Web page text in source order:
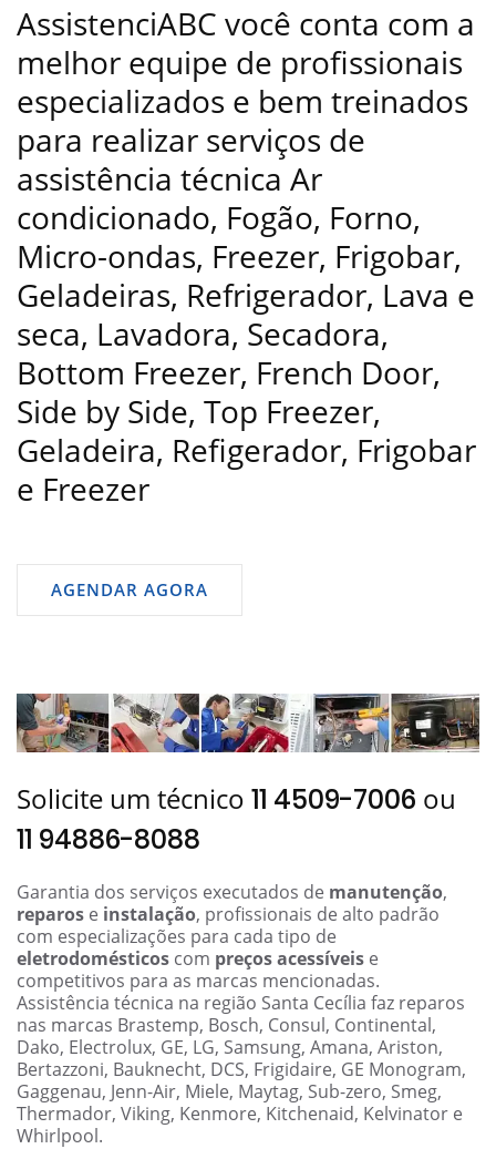
AssistenciABC você conta com a
melhor equipe de profissionais
especializados e bem treinados
para realizar serviços de
assistência técnica Ar
condicionado, Fogão, Forno,
Micro-ondas, Freezer, Frigobar,
Geladeiras, Refrigerador, Lava e
seca, Lavadora, Secadora,
Bottom Freezer, French Door,
Side by Side, Top Freezer,
Geladeira, Refigerador, Frigobar
e Freezer
AGENDAR AGORA
Solicite um técnico 11 4509-7006 ou
11 94886-8088
Garantia dos serviços executados de manutenção,
reparos e instalação, profissionais de alto padrão
com especializações para cada tipo de
eletrodomésticos com preços acessíveis e
competitivos para as marcas mencionadas.
Assistência técnica na região Santa Cecília faz reparos
nas marcas Brastemp, Bosch, Consul, Continental,
Dako, Electrolux, GE, LG, Samsung, Amana, Ariston,
Bertazzoni, Bauknecht, DCS, Frigidaire, GE Monogram,
Gaggenau, Jenn-Air, Miele, Maytag, Sub-zero, Smeg,
Thermador, Viking, Kenmore, Kitchenaid, Kelvinator e
Whirlpool.